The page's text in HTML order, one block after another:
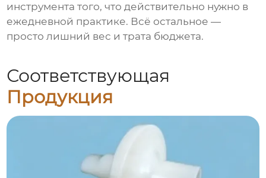
инструмента того, что действительно нужно в
ежедневной практике. Всё остальное —
просто лишний вес и трата бюджета.
Соответствующая
Продукция